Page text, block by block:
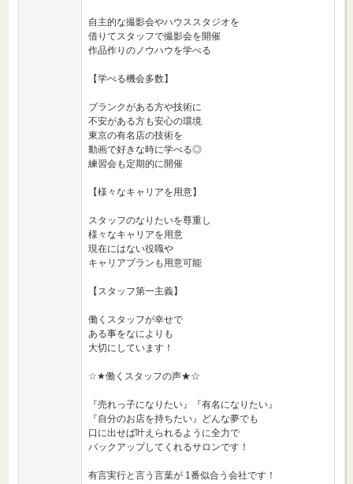
自主的な撮影会やハウススタジオを
借りてスタッフで撮影会を開催
作品作りのノウハウを学べる
【学べる機会多数】
ブランクがある方や技術に
不安がある方も安心の環境
東京の有名店の技術を
動画で好きな時に学べる◎
練習会も定期的に開催
【様々なキャリアを用意】
スタッフのなりたいを尊重し
様々なキャリアを用意
現在にはない役職や
キャリアプランも用意可能
【スタッフ第一主義】
働くスタッフが幸せで
ある事をなによりも
大切にしています！
☆★働くスタッフの声★☆
『売れっ子になりたい』『有名になりたい』
『自分のお店を持ちたい』どんな夢でも
口に出せば叶えられるように全力で
バックアップしてくれるサロンです！
有言実行と言う言葉が 1番似合う会社です！